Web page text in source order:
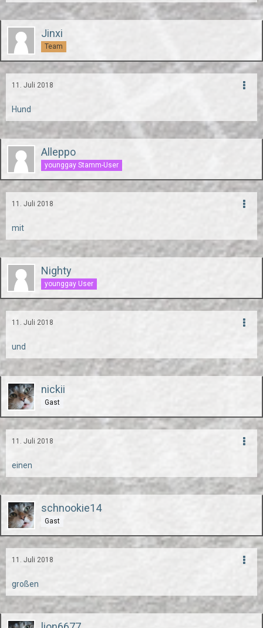
Jinxi
Team
11. Juli 2018
Hund
Alleppo
younggay Stamm-User
11. Juli 2018
mit
Nighty
younggay User
11. Juli 2018
und
nickii
Gast
11. Juli 2018
einen
schnookie14
Gast
11. Juli 2018
großen